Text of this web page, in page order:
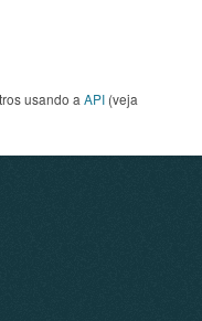
usando a API (veja